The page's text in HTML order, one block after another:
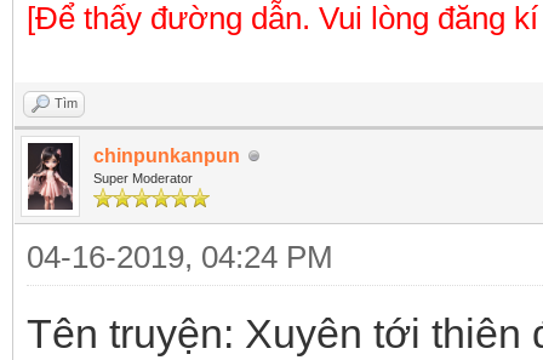
[Để thấy đường dẫn. Vui lòng đăng
Tìm
chinpunkanpun
Super Moderator
04-16-2019, 04:24 PM
Tên truyện: Xuyên tới